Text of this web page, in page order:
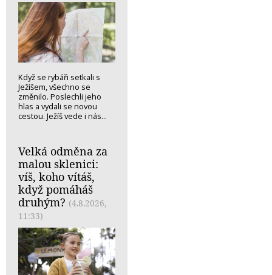
Když se rybáři setkali s
Ježíšem, všechno se
změnilo. Poslechli jeho
hlas a vydali se novou
cestou. Ježíš vede i nás...
Velká odměna za
malou sklenici:
víš, koho vítáš,
když pomáháš
druhým? (4.8.2026,
11:33)